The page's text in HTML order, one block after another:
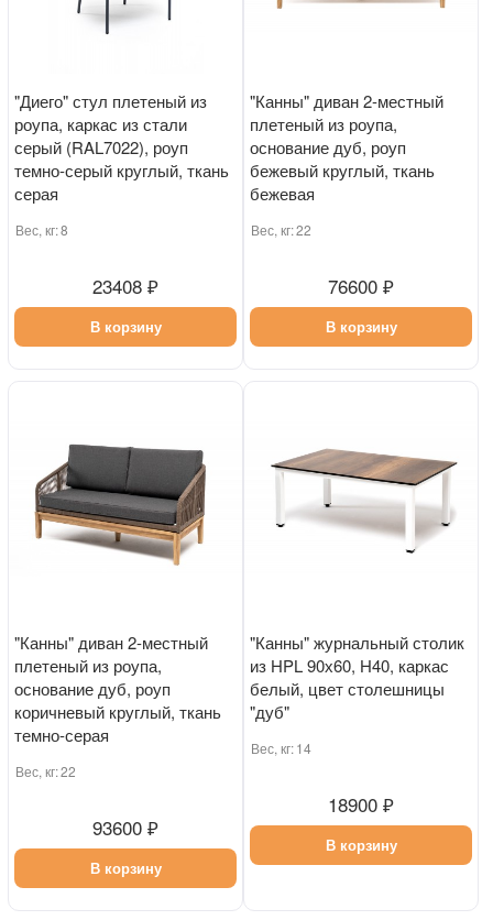
"Диего" стул плетеный из
роупа, каркас из стали
серый (RAL7022), роуп
темно-серый круглый, ткань
серая
Вес, кг:8
23408 ₽
В корзину
"Канны" диван 2-местный
плетеный из роупа,
основание дуб, роуп
бежевый круглый, ткань
бежевая
Вес, кг:22
76600 ₽
В корзину
"Канны" диван 2-местный
плетеный из роупа,
основание дуб, роуп
коричневый круглый, ткань
темно-серая
Вес, кг:22
93600 ₽
В корзину
"Канны" журнальный столик
из HPL 90х60, H40, каркас
белый, цвет столешницы
"дуб"
Вес, кг:14
18900 ₽
В корзину